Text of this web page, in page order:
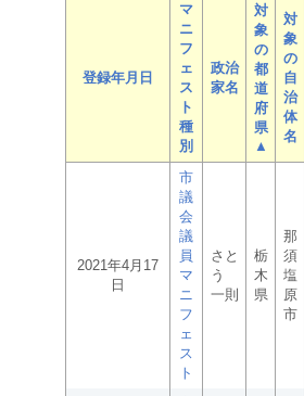
登録年月日
マ
ニ
フ
ェ
ス
ト
種
別
政治
家名
対
象
の
都
道
府
県
▲
対
象
の
自
治
体
名
2021年4月17
日
市
議
会
議
員
マ
ニ
フ
ェ
ス
ト
さと
う
一則
栃
木
県
那
須
塩
原
市